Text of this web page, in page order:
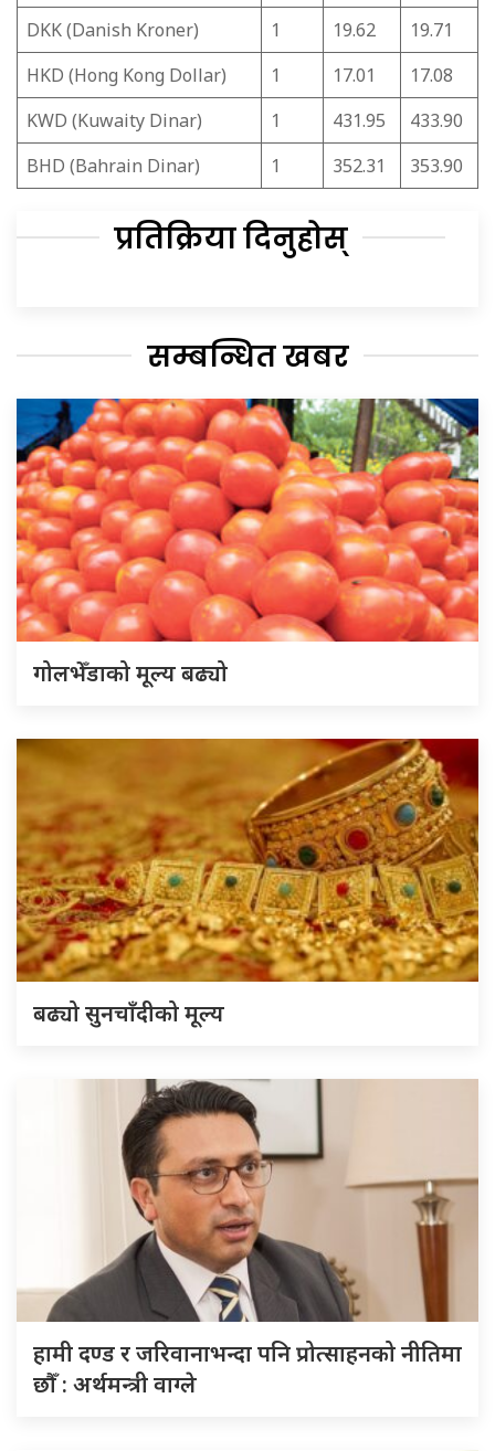
DKK (Danish Kroner)
1 19.62
19.71
HKD (Hong Kong Dollar)
1 17.01
17.08
KWD (Kuwaity Dinar)
1 431.95
433.90
BHD (Bahrain Dinar)
1 352.31 353.90
प्रतिक्रिया दिनुहोस्
सम्बन्धित खबर
गोलभेँडाको मूल्य बढ्यो
बढ्यो सुनचाँदीको मूल्य
हामी दण्ड र जरिवानाभन्दा पनि प्रोत्साहनको नीतिमा
छौँ : अर्थमन्त्री वाग्ले